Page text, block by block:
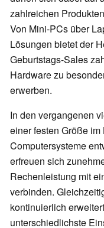
zahlreichen
Von Mini-PCs über
Lösungen bietet der
Geburtstags-Sales
Hardware zu
erwerben.
In den vergangenen
einer festen Größe
Computersysteme
erfreuen sich
Rechenleistung mit
verbinden.
kontinuierlich
unterschiedlichste